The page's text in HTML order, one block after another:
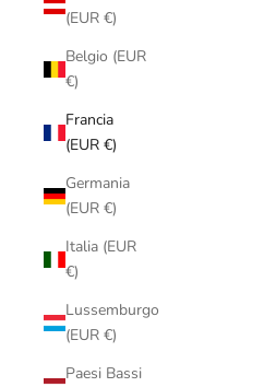
(EUR €)
Belgio (EUR
€)
Francia
(EUR €)
Germania
(EUR €)
Italia (EUR
€)
Lussemburgo
(EUR €)
Paesi Bassi